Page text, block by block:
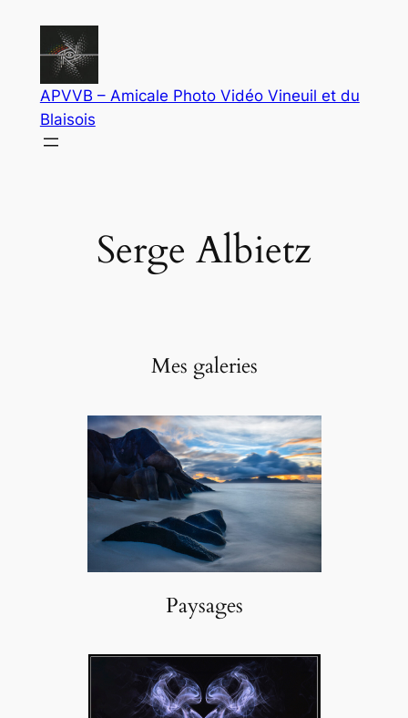
contenu
APVVB – Amicale Photo Vidéo Vineuil et du
Blaisois
Serge Albietz
Mes galeries
Paysages